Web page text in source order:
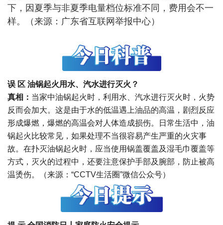
下，因夏季与非夏季电量档位标准不同，费用会不一
样。（来源：广东省互联网举报中心）
误 区 油锅起火用水、汽水进行灭火？
真相： 当家中油锅起火时，利用水、汽水进行灭火时，火势
反而会加大。这是由于水的低温遇上油品的高温，剧烈反应
形成爆燃，爆燃的高温会对人体造成损伤。日常生活中，油
锅起火比较常见，如果处理不当很容易产生严重的火灾事
故。在扑灭油锅起火时，应当使用锅盖覆盖及湿毛巾覆盖等
方式，灭火的过程中，还要注意保护手部及腕部，防止被高
温烫伤。（来源：“CCTV生活圈”微信公众号）